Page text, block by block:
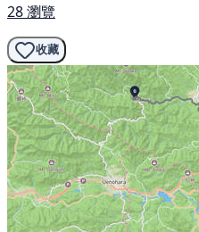
28 瀏覽
收藏